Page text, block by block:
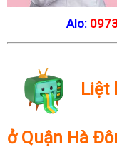
Alo:
Liệt
ở Quận Hà